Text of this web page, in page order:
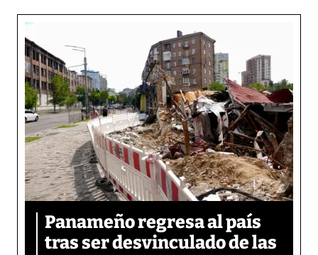
Panameño regresa al país
tras ser desvinculado de las